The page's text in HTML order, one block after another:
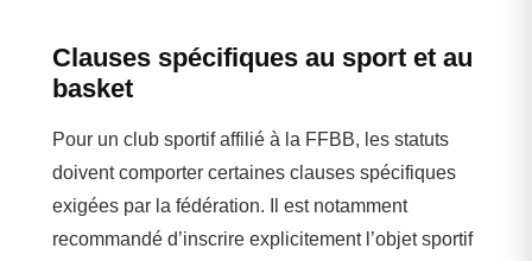
Clauses spécifiques au sport et au
basket
Pour un club sportif affilié à la FFBB, les statuts
doivent comporter certaines clauses spécifiques
exigées par la fédération. Il est notamment
recommandé d’inscrire explicitement l’objet sportif